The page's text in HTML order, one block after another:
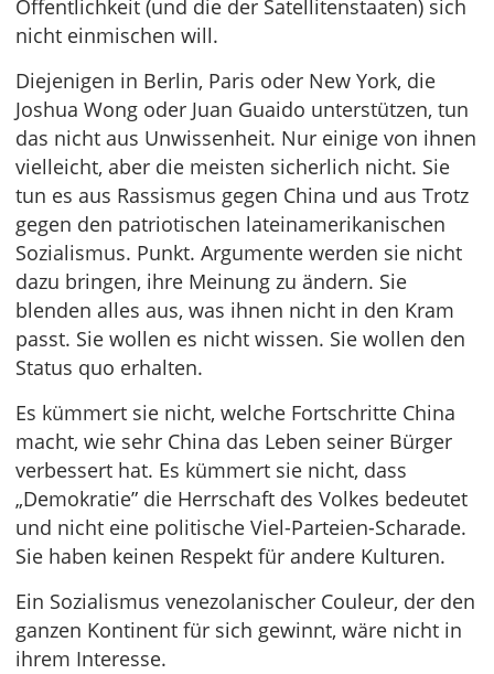
Öffentlichkeit (und die der Satellitenstaaten) sich
nicht einmischen will.
Diejenigen in Berlin, Paris oder New York, die
Joshua Wong oder Juan Guaido unterstützen, tun
das nicht aus Unwissenheit. Nur einige von ihnen
vielleicht, aber die meisten sicherlich nicht. Sie
tun es aus Rassismus gegen China und aus Trotz
gegen den patriotischen lateinamerikanischen
Sozialismus. Punkt. Argumente werden sie nicht
dazu bringen, ihre Meinung zu ändern. Sie
blenden alles aus, was ihnen nicht in den Kram
passt. Sie wollen es nicht wissen. Sie wollen den
Status quo erhalten.
Es kümmert sie nicht, welche Fortschritte China
macht, wie sehr China das Leben seiner Bürger
verbessert hat. Es kümmert sie nicht, dass
„Demokratie” die Herrschaft des Volkes bedeutet
und nicht eine politische Viel-Parteien-Scharade.
Sie haben keinen Respekt für andere Kulturen.
Ein Sozialismus venezolanischer Couleur, der den
ganzen Kontinent für sich gewinnt, wäre nicht in
ihrem Interesse.